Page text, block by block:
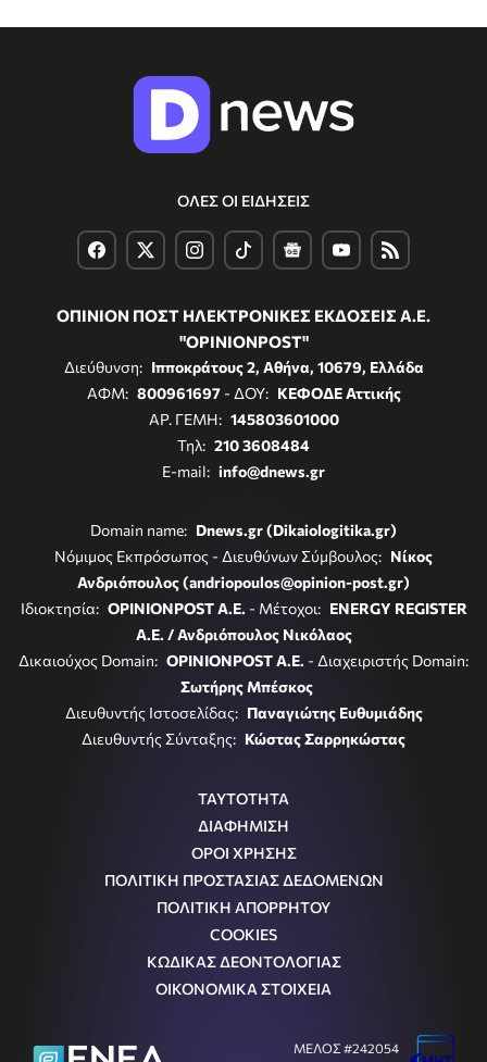
ΟΛΕΣ ΟΙ ΕΙΔΗΣΕΙΣ
ΟΠΙΝΙΟΝ ΠΟΣΤ ΗΛΕΚΤΡΟΝΙΚΕΣ ΕΚΔΟΣΕΙΣ Α.Ε.
"OPINIONPOST"
Διεύθυνση: Ιπποκράτους 2, Αθήνα, 10679, Ελλάδα
ΑΦΜ: 800961697- ΔΟΥ: ΚΕΦΟΔΕ Αττικής
ΑΡ. ΓΕΜΗ: 145803601000
Τηλ: 210 3608484
E-mail: info@dnews.gr
Domain name: Dnews.gr (Dikaiologitika.gr)
Νόμιμος Εκπρόσωπος - Διευθύνων Σύμβουλος: Νίκος
Ανδριόπουλος (andriopoulos@opinion-post.gr)
Ιδιοκτησία: OPINIONPOST A.E. - Μέτοχοι: ENERGY REGISTER
Α.Ε. / Ανδριόπουλος Νικόλαος
Δικαιούχος Domain: OPINIONPOST A.E. - Διαχειριστής Domain:
Σωτήρης Μπέσκος
Διευθυντής Ιστοσελίδας: Παναγιώτης Ευθυμιάδης
Διευθυντής Σύνταξης: Κώστας Σαρρηκώστας
ΤΑΥΤΟΤΗΤΑ
ΔΙΑΦΗΜΙΣΗ
ΟΡΟΙ ΧΡΗΣΗΣ
ΠΟΛΙΤΙΚΗ ΠΡΟΣΤΑΣΙΑΣ ΔΕΔΟΜΕΝΩΝ
ΠΟΛΙΤΙΚΗ ΑΠΟΡΡΗΤΟΥ
COOKIES
ΚΩΔΙΚΑΣ ΔΕΟΝΤΟΛΟΓΙΑΣ
ΟΙΚΟΝΟΜΙΚΑ ΣΤΟΙΧΕΙΑ
ΜΕΛΟΣ #242054